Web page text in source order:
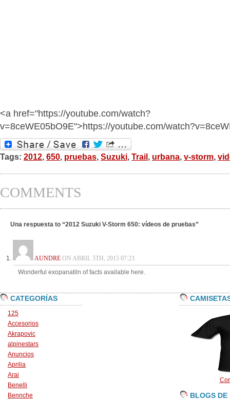
<a href="https://youtube.com/watch?
v=8ceWE05bO9E">https://youtube.com/
Tags: 2012, 650, pruebas, Suzuki, Trail, urbana, v-storm,
COMMENTS
Una respuesta to “2012 Suzuki V-Storm 650: vídeos de pruebas”
AUNDRE ON ABRIL 5TH, 2015 07:23
Wonderful exopanatiln of facts available here.
CATEGORÍAS
125
Accesorios
Akrapovic
alpinestars
Anuncios
Aprilia
Arai
Benelli
Bennche
BLOGS DE